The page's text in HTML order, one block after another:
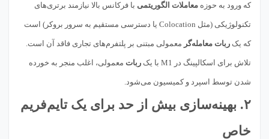
که ورود به حوزه معاملات الگوریتمی با فرکانس بالا نیازمند برتری‌های
تکنولوژیکی (مثل Colocation یا دسترسی مستقیم به سرور بروکر) است
که یک ربات معامله‌گر معمولی مبتنی بر پلتفرم‌های تجاری فاقد آن است.
تلاش برای اسکالپینگ در M1 با یک ربات معمولی، اغلب منجر به خورده
شدن توسط اسپرد و کمیسیون می‌شود.
۲. بهینه‌سازی بیش از حد برای یک تایم‌فریم
خاص